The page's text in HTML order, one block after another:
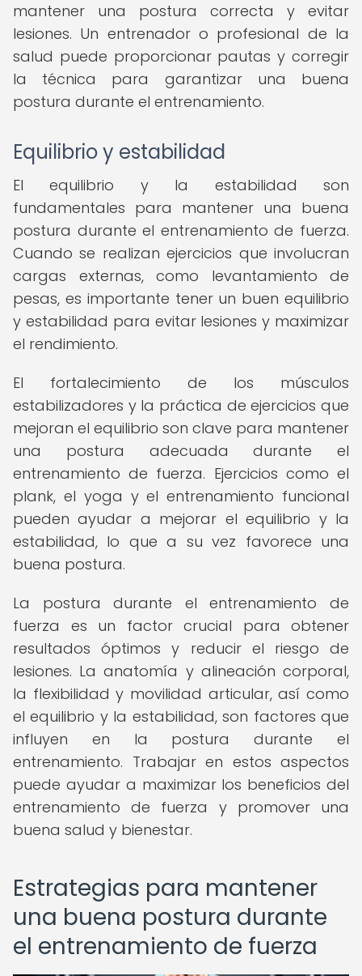
mantener una postura correcta y evitar
lesiones. Un entrenador o profesional de la
salud puede proporcionar pautas y corregir
la técnica para garantizar una buena
postura durante el entrenamiento.
Equilibrio y estabilidad
El equilibrio y la estabilidad son
fundamentales para mantener una buena
postura durante el entrenamiento de fuerza.
Cuando se realizan ejercicios que involucran
cargas externas, como levantamiento de
pesas, es importante tener un buen equilibrio
y estabilidad para evitar lesiones y maximizar
el rendimiento.
El fortalecimiento de los músculos
estabilizadores y la práctica de ejercicios que
mejoran el equilibrio son clave para mantener
una postura adecuada durante el
entrenamiento de fuerza. Ejercicios como el
plank, el yoga y el entrenamiento funcional
pueden ayudar a mejorar el equilibrio y la
estabilidad, lo que a su vez favorece una
buena postura.
La postura durante el entrenamiento de
fuerza es un factor crucial para obtener
resultados óptimos y reducir el riesgo de
lesiones. La anatomía y alineación corporal,
la flexibilidad y movilidad articular, así como
el equilibrio y la estabilidad, son factores que
influyen en la postura durante el
entrenamiento. Trabajar en estos aspectos
puede ayudar a maximizar los beneficios del
entrenamiento de fuerza y promover una
buena salud y bienestar.
Estrategias para mantener
una buena postura durante
el entrenamiento de fuerza